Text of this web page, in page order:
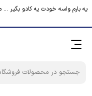
یه بارم واسه خودت یه کادو بگیر